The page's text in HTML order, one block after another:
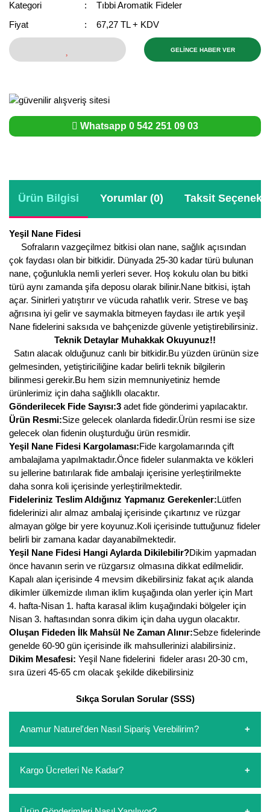
Kategori
Tıbbi Aromatik Fideler
Fiyat
67,27 TL + KDV
GELİNCE HABER VER
Whatsapp 0 542 251 09 03
Ürün Bilgisi Yorumlar (0) Taksit
Yeşil Nane Fidesi
Sofraların vazgeçilmez bitkisi olan nane, sağlık açısından
çok faydası olan bir bitkidir. Dünyada 25-30 kadar türü bulunan
nane, çoğunlukla nemli yerleri sever. Hoş kokulu olan bu bitki
türü aynı zamanda şifa deposu olarak bilinir.Nane bitkisi, iştah
açar. Sinirleri yatıştırır ve vücuda rahatlık verir. Strese ve baş
ağrısına iyi gelir ve saymakla bitmeyen faydası ile artık yeşil
Nane fidelerini saksıda ve bahçenizde güvenle yetiştirebilirsiniz.
Teknik Detaylar Muhakkak Okuyunuz!!
Satın alacak olduğunuz canlı bir bitkidir.Bu yüzden ürünün size
gelmesinden, yetiştiriciliğine kadar belirli teknik bilgilerin
bilinmesi gerekir.Bu hem sizin memnuniyetiniz hemde
ürünlerimiz için daha sağlıkllı olacaktır.
Gönderilecek Fide Sayısı:3 adet fide gönderimi yapılacaktır.
Ürün Resmi:Size gelecek olanlarda fidedir.Ürün resmi ise size
gelecek olan fidenin oluşturduğu ürün resmidir.
Yeşil Nane Fidesi Kargolaması:Fide kargolamarında çift
ambalajlama yapılmaktadır.Önce fideler sulanmakta ve kökleri
su jellerine batırılarak fide ambalajı içerisine yerleştirilmekte
daha sonra koli içerisinde yerleştirilmektedir.
Fideleriniz Teslim Aldığınız Yapmanız Gerekenler:Lütfen
fidelerinizi alır almaz ambalaj içerisinde çıkartınız ve rüzgar
almayan gölge bir yere koyunuz.Koli içerisinde tuttuğunuz fideler
belirli bir zamana kadar dayanabilmektedir.
Yeşil Nane Fidesi Hangi Aylarda Dikilebilir?Dikim yapmadan
önce havanın serin ve rüzgarsız olmasına dikkat edilmelidir.
Kapalı alan içerisinde 4 mevsim dikebilirsiniz fakat açık alanda
dikimler ülkemizde ılıman iklim kuşağında olan yerler için Mart
4. hafta-Nisan 1. hafta karasal iklim kuşağındaki bölgeler için
Nisan 3. haftasından sonra dikim için daha uygun olacaktır.
Oluşan Fideden İlk Mahsül Ne Zaman Alınır:Sebze fidelerinde
genelde 60-90 gün içerisinde ilk mahsullerinizi alabilirsiniz.
Dikim Mesafesi: Yeşil Nane fidelerini fideler arası 20-30 cm,
sıra üzeri 45-65 cm olacak şekilde dikebilirsiniz
Sıkça Sorulan Sorular (SSS)
Anamur Naturel'den Nasıl Sipariş Verebilirim?
oluşturarak,iletişim numaralarımızdan bizi arayarak veya
whatsapp hattımızdan bizlere isteklerinizi yazarak sipariş
Kargo Ücretleri Ne Kadar?
Bektaşi Üzümü Fidanı
Böğürtlen Fidanı
Ceviz Fidanı
Elma Fidanı
Fidan Anaçları ve Aşı Kalemleri
Fındık Fidanı
Frenk Üzümü Fidanı
Girebolu Fidanı
Goji Berry Fidanı
Hünnap Fidanı
İncir Fidanı
Kapari Gebre Otu Fidanı
Kayısı Fidanı
Keçiboynuzu Fidanı
Kestane Fidanı
Kiraz Fidanı
Kivi Fidanı
Kızılcık Fidanı
Kocayemiş Fidanı
Kuşburnu Fidanı
Liçi Fidanı
Longan Fidanı
Malta Eriği Fidanı
Melez Meyveler
Muşmula Fidanı
Muz Fidanı
Nostaljik Güller
Peyzaj Gülleri
Sarmaşık(Çardak) Gül Fidanları
Ters Lale Soğanı
Yılbaşı Gülü Çiçeği
Zambak Soğanı